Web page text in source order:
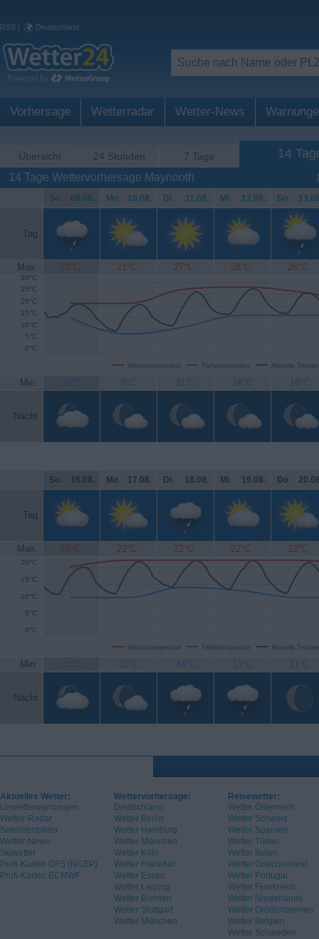
RSS | Deutschland
Vorhersage Wetterradar Wetter-News
Übersicht 24 Stunden 7 Tage 14
14 Tage Wettervorhersage Maynooth
So. 09.08. Mo. 10.08. Di. 11.08. Mi. 12.08. Do.
Tag
Max. 21°C 21°C 27°C 28°C 26°C
Höchsttemperatur Tiefsttemperatur Aktuelle
0°C
5°C
10°C
15°C
20°C
25°C
30°C
Min. 15°C 8°C 11°C 16°C 16°C
Nacht
So. 16.08. Mo. 17.08. Di. 18.08. Mi. 19.08. Do.
Tag
Max. 20°C 22°C 22°C 22°C 22°C
Höchsttemperatur Tiefsttemperatur Aktuelle
0°C
5°C
10°C
15°C
20°C
Min. 11°C 11°C 14°C 13°C 11°C
Nacht
Aktuelles Wetter:
Unwetterwarnungen
Wetter-Radar
Satellitenbilder
Wetter-News
Skiwetter
Profi-Karten GFS (NCEP)
Profi-Karten ECMWF
Wettervorhersage:
Deutschland
Wetter Berlin
Wetter Hamburg
Wetter München
Wetter Köln
Wetter Frankfurt
Wetter Essen
Wetter Leipzig
Wetter Bremen
Wetter Stuttgart
Wetter München
Reisewetter:
Wetter Österreich
Wetter Schweiz
Wetter Spanien
Wetter Türkei
Wetter Italien
Wetter Griechenland
Wetter Portugal
Wetter Frankreich
Wetter Niederlande
Wetter Großbritannien
Wetter Belgien
Wetter Schweden